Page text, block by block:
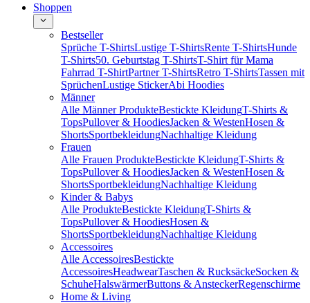
Shoppen
Bestseller
Sprüche T-ShirtsLustige T-ShirtsRente T-ShirtsHunde
T-Shirts50. Geburtstag T-ShirtsT-Shirt für Mama
Fahrrad T-ShirtPartner T-ShirtsRetro T-ShirtsTassen mit
SprüchenLustige StickerAbi Hoodies
Männer
Alle Männer ProdukteBestickte KleidungT-Shirts &
TopsPullover & HoodiesJacken & WestenHosen &
ShortsSportbekleidungNachhaltige Kleidung
Frauen
Alle Frauen ProdukteBestickte KleidungT-Shirts &
TopsPullover & HoodiesJacken & WestenHosen &
ShortsSportbekleidungNachhaltige Kleidung
Kinder & Babys
Alle ProdukteBestickte KleidungT-Shirts &
TopsPullover & HoodiesHosen &
ShortsSportbekleidungNachhaltige Kleidung
Accessoires
Alle AccessoiresBestickte
AccessoiresHeadwearTaschen & RucksäckeSocken &
SchuheHalswärmerButtons & AnsteckerRegenschirme
Home & Living